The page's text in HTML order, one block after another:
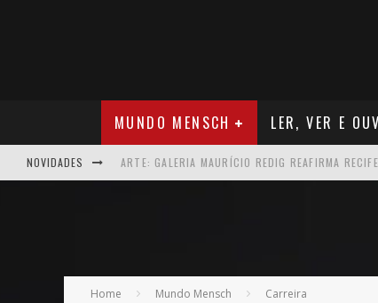
MUNDO MENSCH LER, VER E
NOVIDADES NEGÓCIOS: MUDANÇA NAS REGRAS DO SEGURO
Home Mundo Mensch Carreira